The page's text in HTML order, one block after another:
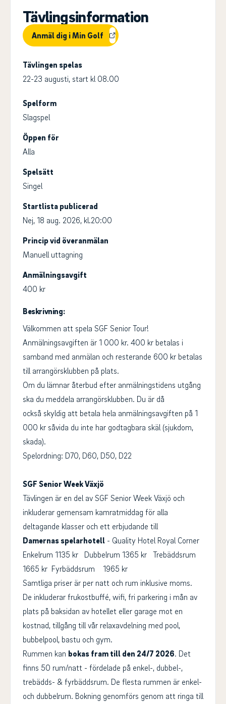
Tävlingsinformation
Anmäl dig i Min Golf
Tävlingen spelas
22-23 augusti, start kl 08.00
Spelform
Slagspel
Öppen för
Alla
Spelsätt
Singel
Startlista publicerad
Nej, 18 aug. 2026, kl.20:00
Princip vid överanmälan
Manuell uttagning
Anmälningsavgift
400 kr
Beskrivning:
Välkommen att spela SGF Senior Tour!
Anmälningsavgiften är 1 000 kr. 400 kr betalas i
samband med anmälan och resterande 600 kr betalas
till arrangörsklubben på plats.
Om du lämnar återbud efter anmälningstidens utgång
ska du meddela arrangörsklubben. Du är då
också skyldig att betala hela anmälningsavgiften på 1
000 kr såvida du inte har godtagbara skäl (sjukdom,
skada).
Spelordning: D70, D60, D50, D22
SGF Senior Week Växjö
Tävlingen är en del av SGF Senior Week Växjö och
inkluderar gemensam kamratmiddag för alla
deltagande klasser och ett erbjudande till
Damernas spelarhotell - Quality Hotel Royal Corner
Enkelrum 1135 kr Dubbelrum 1365 kr Trebäddsrum
1665 kr Fyrbäddsrum 1965 kr
Samtliga priser är per natt och rum inklusive moms.
De inkluderar frukostbuffé, wifi, fri parkering i mån av
plats på baksidan av hotellet eller garage mot en
kostnad, tillgång till vår relaxavdelning med pool,
bubbelpool, bastu och gym.
Rummen kan bokas fram till den 24/7 2026. Det
finns 50 rum/natt - fördelade på enkel-, dubbel-,
trebädds- & fyrbäddsrum. De flesta rummen är enkel-
och dubbelrum. Bokning genomförs genom att ringa till